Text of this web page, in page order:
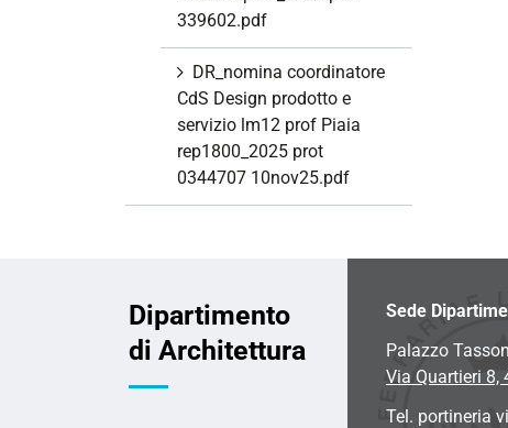
339602.pdf
DR_nomina coordinatore
CdS Design prodotto e
servizio lm12 prof Piaia
rep1800_2025 prot
0344707 10nov25.pdf
Dipartimento
di Architettura
Sede
Palazzo
Via Quartieri 8,
Tel. portineria